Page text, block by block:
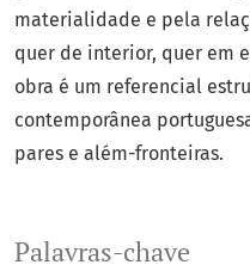
Palavras-chave
materialidade e pela
quer de interior, quer em
obra é um referencial
contemporânea
pares e além-fronteiras.